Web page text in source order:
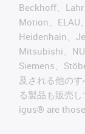
Beckhoff、
Motion、ELAU
Heidenhain、
Mitsubishi、
Siemens、
及される他の
る製品も販売
igus® are